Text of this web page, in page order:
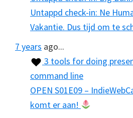
Untappd check-in: Ne
Vakantie. Dus tijd om te
7 years ago...
3 tools for doing
command line
OPEN S01E09 –
komt er aan!